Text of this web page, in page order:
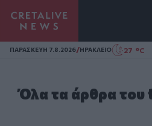
Homepage
ΠΑΡΑΣΚΕΥΗ 7.8.2026/ΗΡΑΚΛΕΙΟ 27 °C
Όλα τα άρθρα του